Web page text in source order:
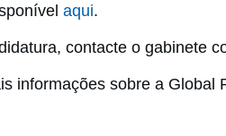
aqui.
contacte o gabinete
informações sobre a Global